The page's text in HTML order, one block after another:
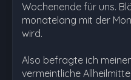
Wochenende für uns.
monatelang mit der
wird.
Also befragte ich
vermeintliche